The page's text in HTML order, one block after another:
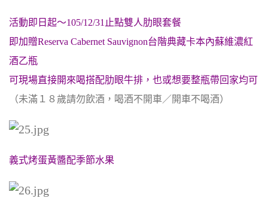
活動即日起～105/12/31止點雙人肋眼套餐
即加贈Reserva Cabernet Sauvignon台階典藏卡本內蘇維濃紅
酒乙瓶
可現場直接開來喝搭配肋眼牛排，也或想要整瓶帶回家均可
（未滿１８歲請勿飲酒，喝酒不開車／開車不喝酒）
義式烤蛋黃醬配季節水果